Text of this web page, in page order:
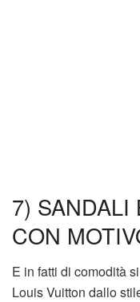
7) SANDALI
CON
E in fatti di comodità
Louis Vuitton dallo